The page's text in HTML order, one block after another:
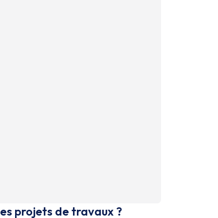
projets de travaux ?